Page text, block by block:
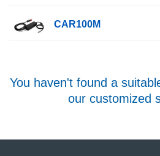
CAR100M
You haven't found a
our customized